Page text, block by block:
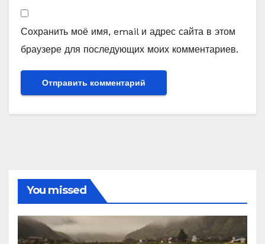
Сохранить моё имя, email и адрес сайта в этом
браузере для последующих моих комментариев.
You missed